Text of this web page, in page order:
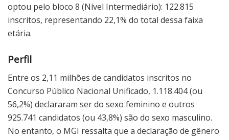
optou pelo bloco 8 (Nível Intermediário): 122.815
inscritos, representando 22,1% do total dessa faixa
etária.
Perfil
Entre os 2,11 milhões de candidatos inscritos no
Concurso Público Nacional Unificado, 1.118.404 (ou
56,2%) declararam ser do sexo feminino e outros
925.741 candidatos (ou 43,8%) são do sexo masculino.
No entanto, o MGI ressalta que a declaração de gênero